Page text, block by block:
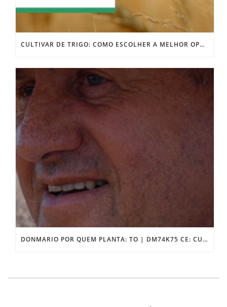
CULTIVAR DE TRIGO: COMO ESCOLHER A MELHOR OPÇÃO PARA SUA LAVOURA
DONMARIO POR QUEM PLANTA: TO | DM74K75 CE: CULTIVAR DE ALTA PERFORMANCE PARA O CERRADO